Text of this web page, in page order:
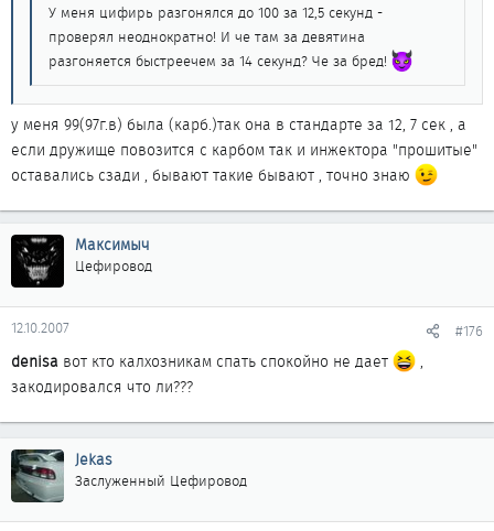
У меня цифирь разгонялся до 100 за 12,5 секунд -
проверял неоднократно! И че там за девятина
разгоняется быстреечем за 14 секунд? Че за бред!
у меня 99(97г.в) была (карб.)так она в стандарте за 12, 7 сек , а
если дружище повозится с карбом так и инжектора "прошитые"
оставались сзади , бывают такие бывают , точно знаю
Максимыч
Цефировод
12.10.2007 #176
denisa вот кто калхозникам спать спокойно не дает
,
закодировался что ли???
Jekas
Заслуженный Цефировод